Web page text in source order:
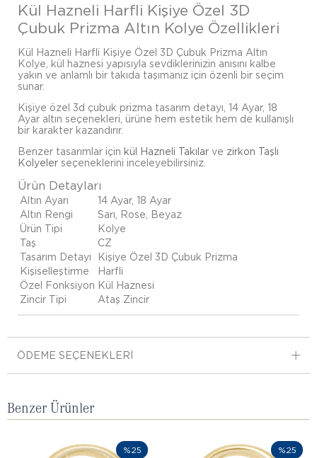
Kül Hazneli Harfli Kişiye Özel 3D
Çubuk Prizma Altın Kolye Özellikleri
Kül Hazneli Harfli Kişiye Özel 3D Çubuk Prizma Altın
Kolye, kül haznesi yapısıyla sevdiklerinizin anısını kalbe
yakın ve anlamlı bir takıda taşımanız için özenli bir seçim
sunar.
Kişiye özel 3d çubuk prizma tasarım detayı, 14 Ayar, 18
Ayar altın seçenekleri, ürüne hem estetik hem de kullanışlı
bir karakter kazandırır.
Benzer tasarımlar için kül Hazneli Takılar ve zirkon Taşlı
Kolyeler seçeneklerini inceleyebilirsiniz.
Ürün Detayları
Altın Ayarı
14 Ayar, 18 Ayar
Altın Rengi
Sarı, Rose, Beyaz
Ürün Tipi
Kolye
Taş
CZ
Tasarım Detayı
Kişiye Özel 3D Çubuk Prizma
Kişiselleştirme
Harfli
Özel Fonksiyon Kül Haznesi
Zincir Tipi
Ataş Zincir
ÖDEME SEÇENEKLERI
Benzer Ürünler
%25 %25